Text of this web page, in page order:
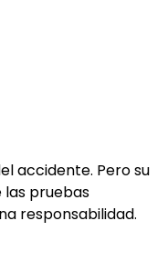
accidente. Pero su
las pruebas
responsabilidad.